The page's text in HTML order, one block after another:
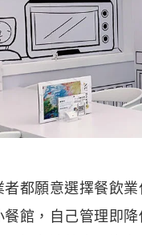
者都願意選擇餐飲
餐館，自己管理即